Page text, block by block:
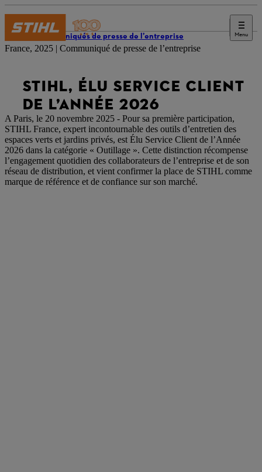
Menu
Communiqués de presse de l’entreprise
France, 2025 | Communiqué de presse de l’entreprise
STIHL, ÉLU SERVICE CLIENT
DE L’ANNÉE 2026
A Paris, le 20 novembre 2025 - Pour sa première participation,
STIHL France, expert incontournable des outils d’entretien des
espaces verts et jardins privés, est Élu Service Client de l’Année
2026 dans la catégorie « Outillage ». Cette distinction récompense
l’engagement quotidien des collaborateurs de l’entreprise et de son
réseau de distribution, et vient confirmer la place de STIHL comme
marque de référence et de confiance sur son marché.